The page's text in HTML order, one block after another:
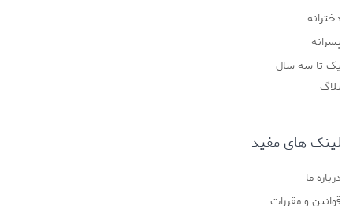
دخترانه
پسرانه
یک تا سه سال
بلاگ
لینک های مفید
درباره ما
قوانین و مقررات